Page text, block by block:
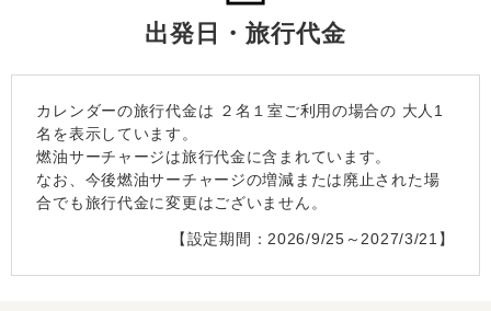
出発日・旅行代金
カレンダーの旅行代金は ２名１室ご利用の場合の 大人1
名を表示しています。
燃油サーチャージは旅行代金に含まれています。
なお、今後燃油サーチャージの増減または廃止された場
合でも旅行代金に変更はございません。
【設定期間：2026/9/25～2027/3/21】